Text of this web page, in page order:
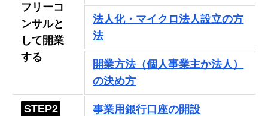
フリーコ
ンサルと
して開業
する
法人化・マイクロ法人設立の方
法
開業方法（個人事業主か法人）
の決め方
STEP2
事業用銀行口座の開設